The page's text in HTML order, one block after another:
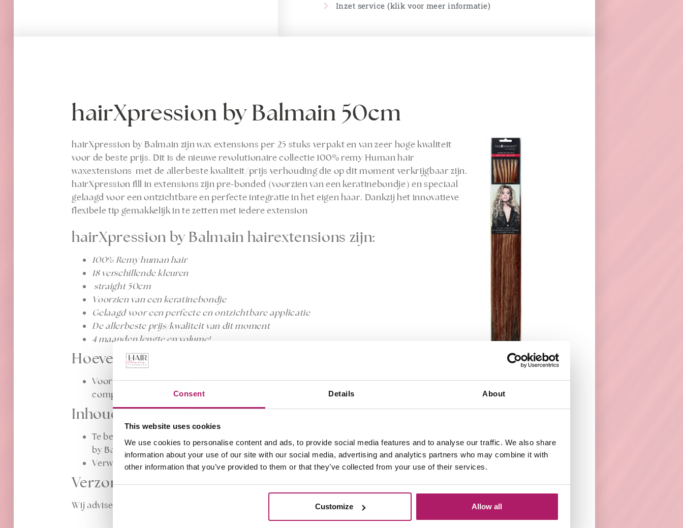
Consent Details About
This website uses cookies
We use cookies to personalise content and ads, to provide social media features and to analyse our traffic. We also share
information about your use of our site with our social media, advertising and analytics partners who may combine it with
other information that you’ve provided to them or that they’ve collected from your use of their services.
Customize Allow all
Inzet service (klik voor meer informatie)
hairXpression by Balmain 50cm
hairXpression by Balmain zijn wax extensions per 25 stuks verpakt en van zeer hoge kwaliteit
voor de beste prijs. Dit is de nieuwe revolutionaire collectie 100% remy Human hair
waxextensions met de allerbeste kwaliteit/prijs verhouding die op dit moment verkrijgbaar zijn.
hairXpression fill in extensions zijn pre-bonded (voorzien van een keratinebondje) en speciaal
gelaagd voor een ontzichtbare en perfecte integratie in het eigen haar. Dankzij het innovatieve
flexibele tip gemakkelijk in te zetten met iedere extension
hairXpression by Balmain hairextensions zijn:
100% Remy human hair
18 verschillende kleuren
straight 50cm
Voorzien van een keratinebondje
Gelaagd voor een perfecte en ontzichtbare applicatie
De allerbeste prijs/kwaliteit van dit moment
4 maanden lengte en volume!
Hoeveel hairXpression extensions heb ik nodig?
Voor een volume behandeling heb je 2 tot 3 pakjes (50/75 stuks) hairXpression extensions nodig. Wil je een
complete verlenging van jouw haar dan heb je gemiddeld 4 tot 5 pakjes (100/125 stuks) nodig.
Inhoud verpakking:
Te bestellen als voordeel pakket van 4 verpakkingen van 25 stuks = 100 stuks wax extensions hairXpression
by Balmain van 50 cm lang
Verwachte levertijd; 1 tot 3 werkdagen
Verzorging:
Wij adviseren de Balmain Beauty Care producten te gebruiken voor de verzorging van Extensions.